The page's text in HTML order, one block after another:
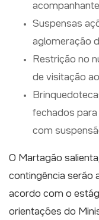
Suspensas
aglomeração
Restrição no
de visitação
fechados
com
O Martagão
contingência serão
acordo com o
orientações do